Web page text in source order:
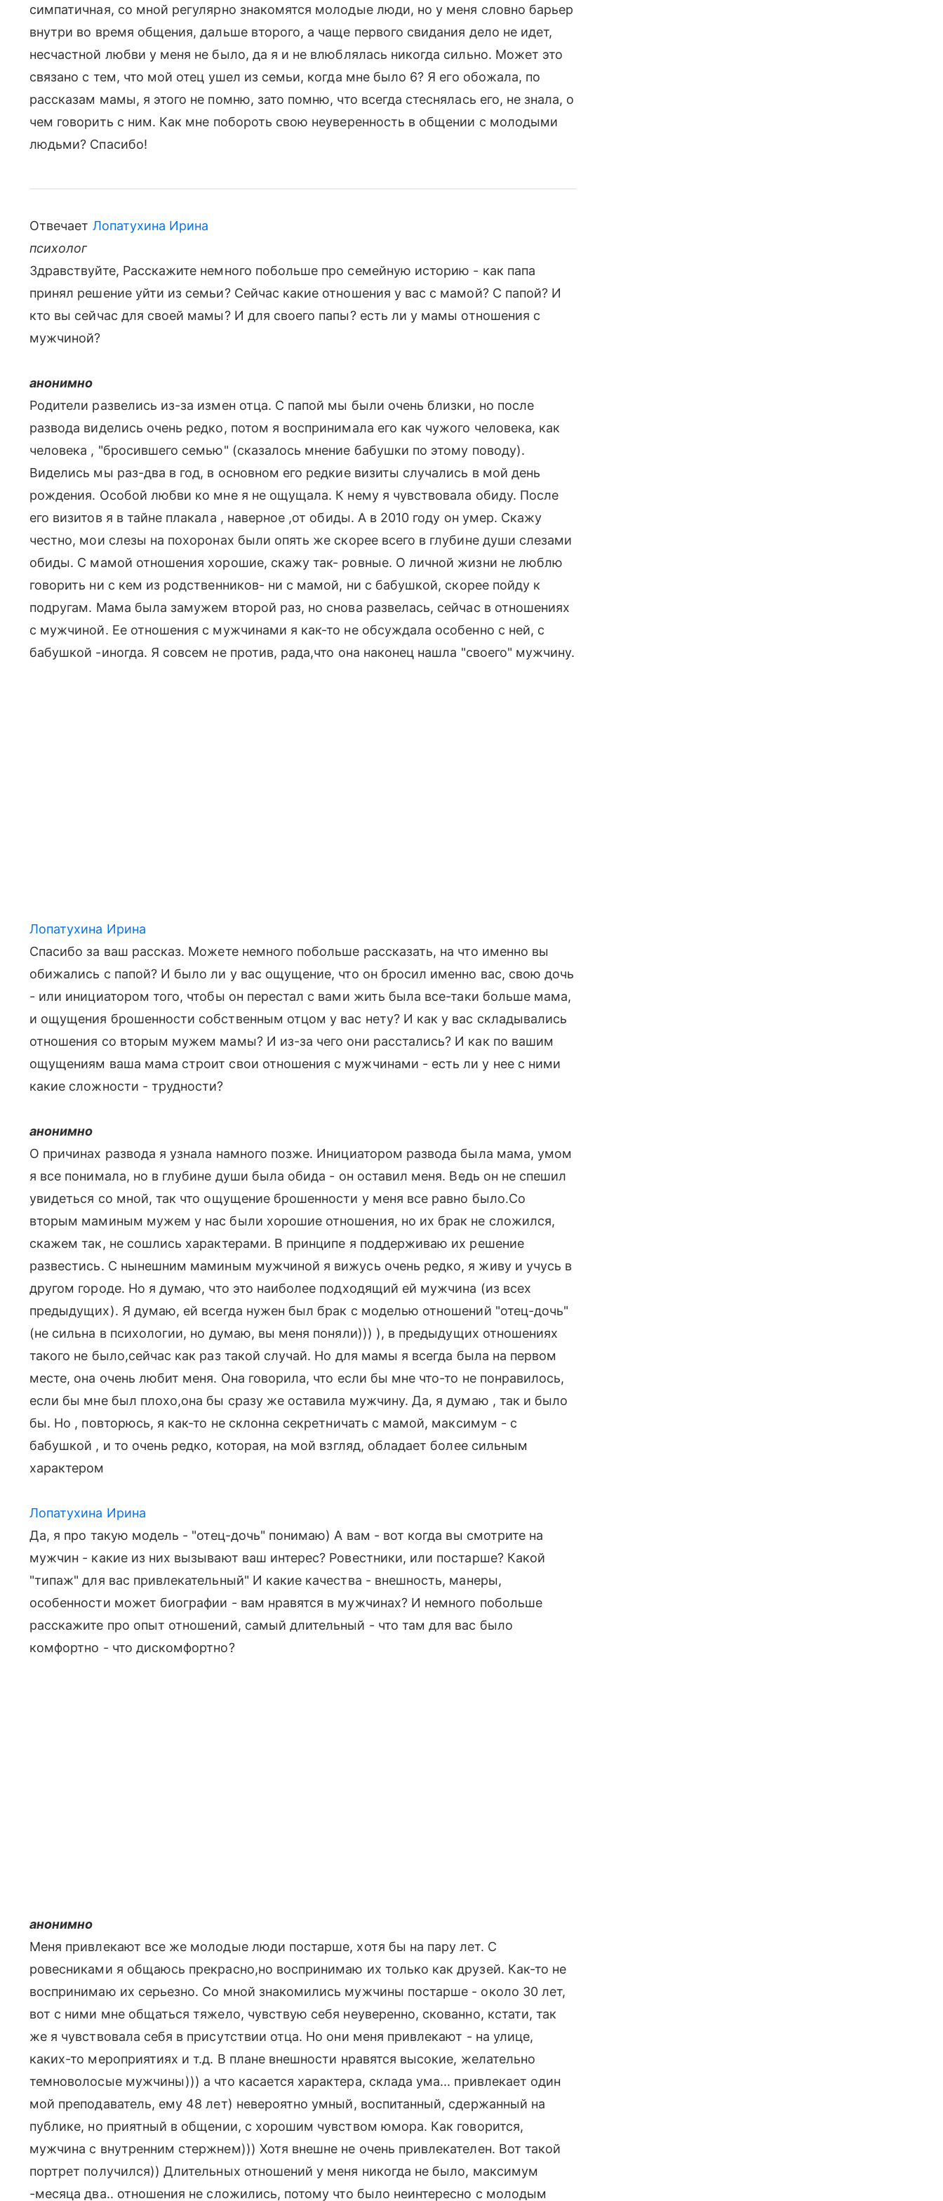
симпатичная, со мной регулярно знакомятся молодые люди, но у меня словно барьер
внутри во время общения, дальше второго, а чаще первого свидания дело не идет,
несчастной любви у меня не было, да я и не влюблялась никогда сильно. Может это
связано с тем, что мой отец ушел из семьи, когда мне было 6? Я его обожала, по
рассказам мамы, я этого не помню, зато помню, что всегда стеснялась его, не знала, о
чем говорить с ним. Как мне побороть свою неуверенность в общении с молодыми
людьми? Спасибо!
Отвечает Лопатухина Ирина
психолог
Здравствуйте, Расскажите немного побольше про семейную историю - как папа
принял решение уйти из семьи? Сейчас какие отношения у вас с мамой? С папой? И
кто вы сейчас для своей мамы? И для своего папы? есть ли у мамы отношения с
мужчиной?
анонимно
Родители развелись из-за измен отца. С папой мы были очень близки, но после
развода виделись очень редко, потом я воспринимала его как чужого человека, как
человека , "бросившего семью" (сказалось мнение бабушки по этому поводу).
Виделись мы раз-два в год, в основном его редкие визиты случались в мой день
рождения. Особой любви ко мне я не ощущала. К нему я чувствовала обиду. После
его визитов я в тайне плакала , наверное ,от обиды. А в 2010 году он умер. Скажу
честно, мои слезы на похоронах были опять же скорее всего в глубине души слезами
обиды. С мамой отношения хорошие, скажу так- ровные. О личной жизни не люблю
говорить ни с кем из родственников- ни с мамой, ни с бабушкой, скорее пойду к
подругам. Мама была замужем второй раз, но снова развелась, сейчас в отношениях
с мужчиной. Ее отношения с мужчинами я как-то не обсуждала особенно с ней, с
бабушкой -иногда. Я совсем не против, рада,что она наконец нашла "своего" мужчину.
Лопатухина Ирина
Спасибо за ваш рассказ. Можете немного побольше рассказать, на что именно вы
обижались с папой? И было ли у вас ощущение, что он бросил именно вас, свою дочь
- или инициатором того, чтобы он перестал с вами жить была все-таки больше мама,
и ощущения брошенности собственным отцом у вас нету? И как у вас складывались
отношения со вторым мужем мамы? И из-за чего они расстались? И как по вашим
ощущениям ваша мама строит свои отношения с мужчинами - есть ли у нее с ними
какие сложности - трудности?
анонимно
О причинах развода я узнала намного позже. Инициатором развода была мама, умом
я все понимала, но в глубине души была обида - он оставил меня. Ведь он не спешил
увидеться со мной, так что ощущение брошенности у меня все равно было.Со
вторым маминым мужем у нас были хорошие отношения, но их брак не сложился,
скажем так, не сошлись характерами. В принципе я поддерживаю их решение
развестись. С нынешним маминым мужчиной я вижусь очень редко, я живу и учусь в
другом городе. Но я думаю, что это наиболее подходящий ей мужчина (из всех
предыдущих). Я думаю, ей всегда нужен был брак с моделью отношений "отец-дочь"
(не сильна в психологии, но думаю, вы меня поняли))) ), в предыдущих отношениях
такого не было,сейчас как раз такой случай. Но для мамы я всегда была на первом
месте, она очень любит меня. Она говорила, что если бы мне что-то не понравилось,
если бы мне был плохо,она бы сразу же оставила мужчину. Да, я думаю , так и было
бы. Но , повторюсь, я как-то не склонна секретничать с мамой, максимум - с
бабушкой , и то очень редко, которая, на мой взгляд, обладает более сильным
характером
Лопатухина Ирина
Да, я про такую модель - "отец-дочь" понимаю) А вам - вот когда вы смотрите на
мужчин - какие из них вызывают ваш интерес? Ровестники, или постарше? Какой
"типаж" для вас привлекательный" И какие качества - внешность, манеры,
особенности может биографии - вам нравятся в мужчинах? И немного побольше
расскажите про опыт отношений, самый длительный - что там для вас было
комфортно - что дискомфортно?
анонимно
Меня привлекают все же молодые люди постарше, хотя бы на пару лет. С
ровесниками я общаюсь прекрасно,но воспринимаю их только как друзей. Как-то не
воспринимаю их серьезно. Со мной знакомились мужчины постарше - около 30 лет,
вот с ними мне общаться тяжело, чувствую себя неуверенно, скованно, кстати, так
же я чувствовала себя в присутствии отца. Но они меня привлекают - на улице,
каких-то мероприятиях и т.д. В плане внешности нравятся высокие, желательно
темноволосые мужчины))) а что касается характера, склада ума... привлекает один
мой преподаватель, ему 48 лет) невероятно умный, воспитанный, сдержанный на
публике, но приятный в общении, с хорошим чувством юмора. Как говорится,
мужчина с внутренним стержнем))) Хотя внешне не очень привлекателен. Вот такой
портрет получился)) Длительных отношений у меня никогда не было, максимум
-месяца два.. отношения не сложились, потому что было неинтересно с молодым